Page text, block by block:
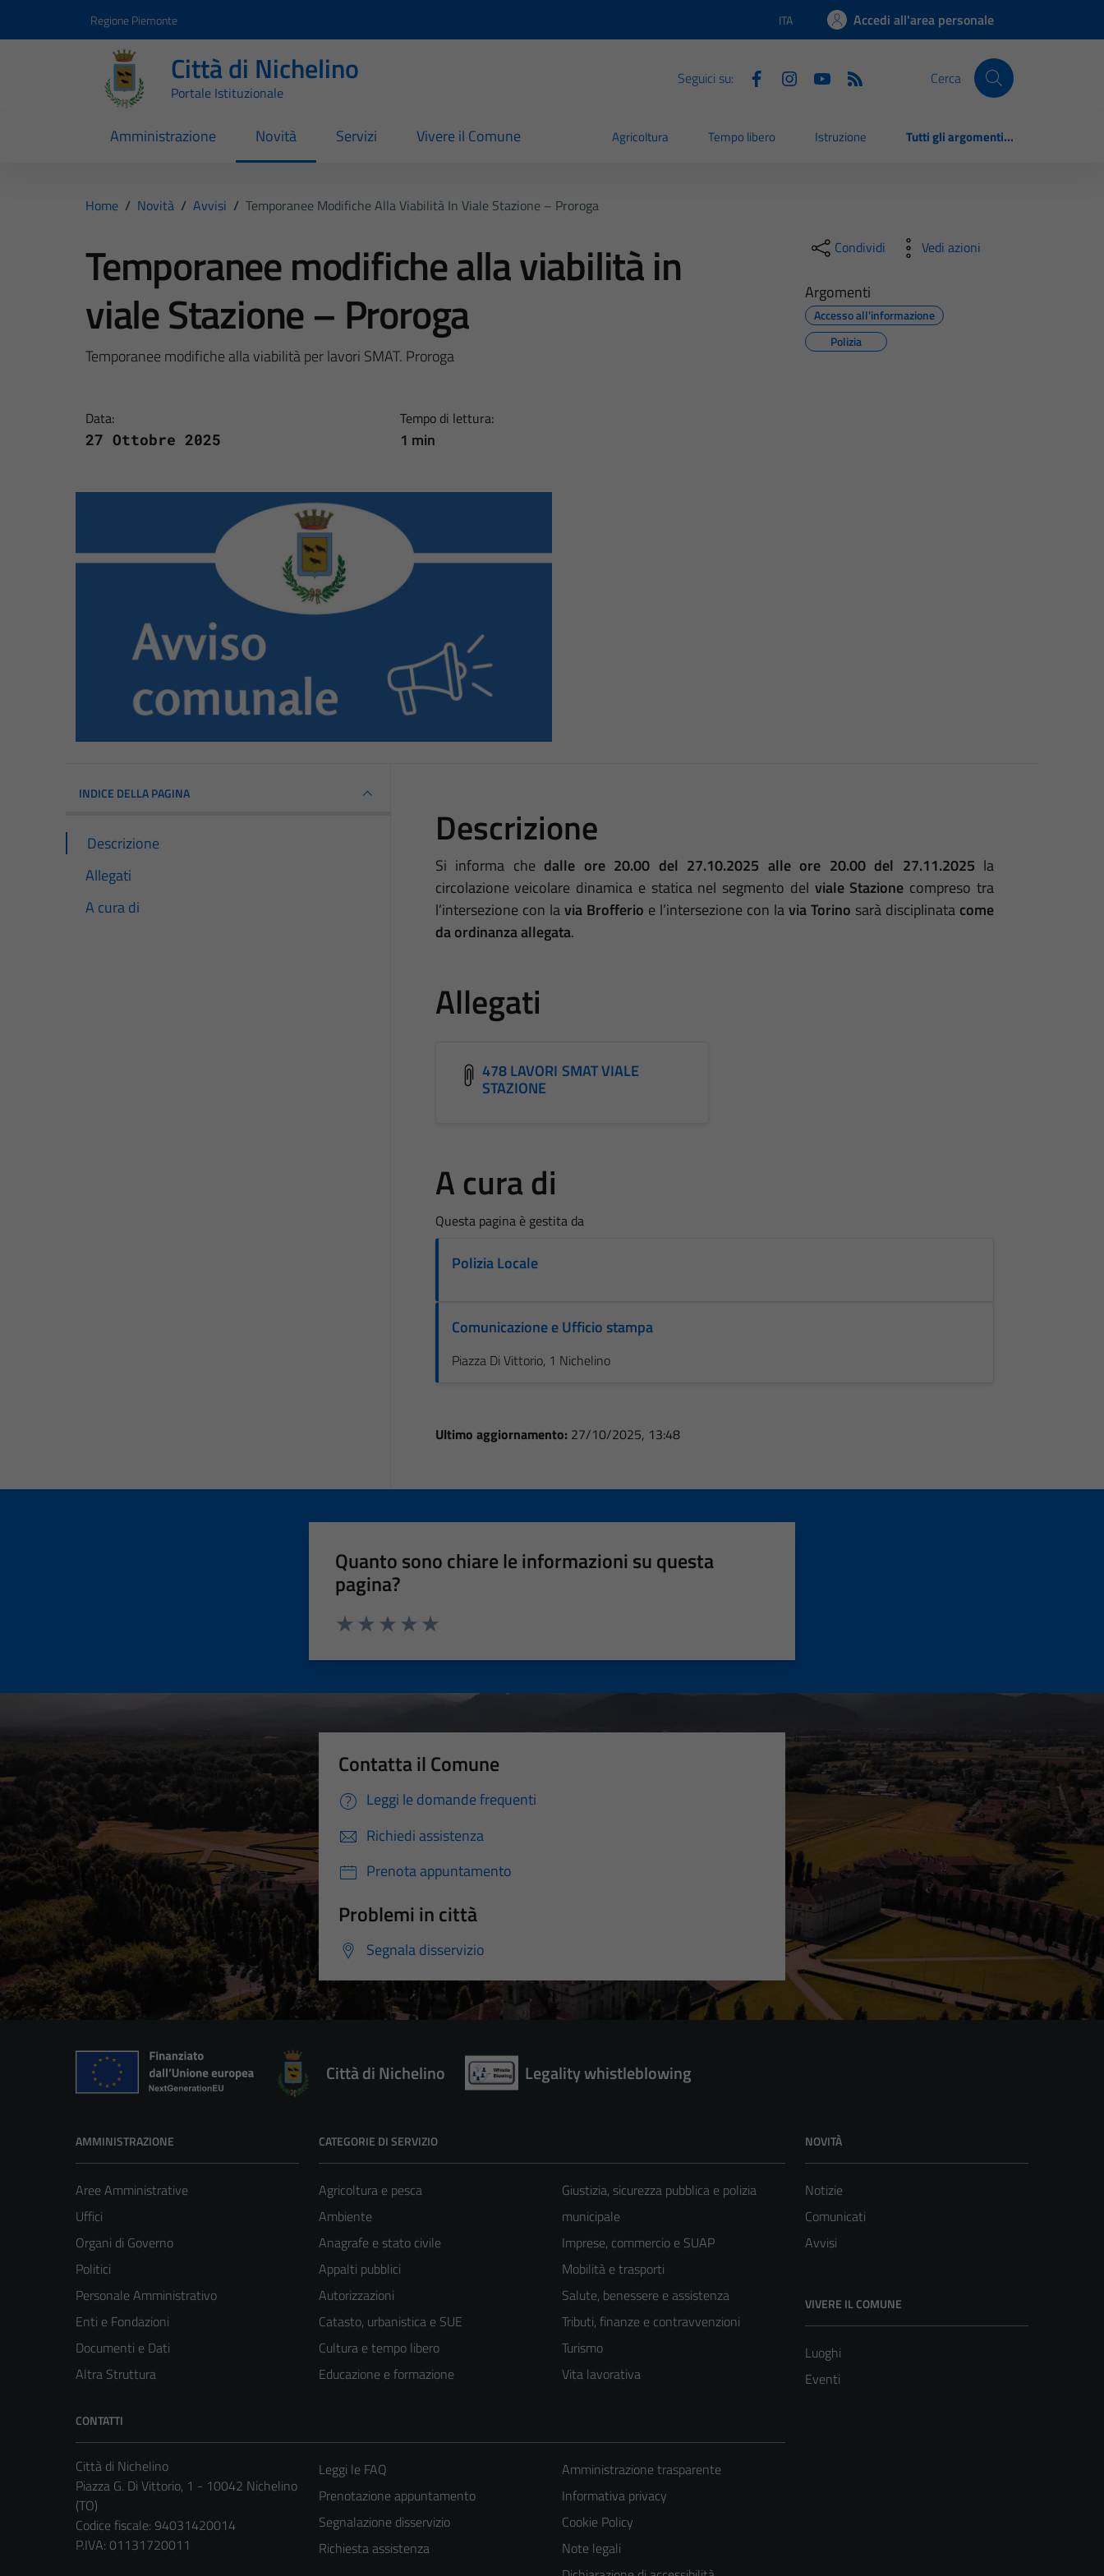
Regione Piemonte Lingua attiva:
ITA Accedi all'area personale
Città di Nichelino
Portale Istituzionale
Seguici su: Cerca
Amministrazione Novità Servizi Vivere il Comune Agricoltura Tempo libero Istruzione Tutti gli argomenti...
Home / Novità / Avvisi / Temporanee Modifiche Alla Viabilità In Viale Stazione – Proroga
Temporanee modifiche alla viabilità in
viale Stazione – Proroga
Temporanee modifiche alla viabilità per lavori SMAT. Proroga
Data:
27 Ottobre 2025
Tempo di lettura:
1 min
Condividi Vedi azioni
Argomenti
Accesso all'informazione
Polizia
INDICE DELLA PAGINA
Descrizione
Allegati
A cura di
Descrizione
Si informa che dalle ore 20.00 del 27.10.2025 alle ore 20.00 del 27.11.2025 la
circolazione veicolare dinamica e statica nel segmento del viale Stazione compreso tra
l’intersezione con lavia Brofferio e l’intersezione con lavia Torino sarà disciplinata come
da ordinanza allegata.
Allegati
478 LAVORI SMAT VIALE
STAZIONE
A cura di
Questa pagina è gestita da
Polizia Locale
Comunicazione e Ufficio stampa
Piazza Di Vittorio, 1 Nichelino
Ultimo aggiornamento: 27/10/2025, 13:48
Quanto sono chiare le informazioni su questa
pagina?
Contatta il Comune
Leggi le domande frequenti
Richiedi assistenza
Prenota appuntamento
Problemi in città
Segnala disservizio
Città di Nichelino Legality whistleblowing
AMMINISTRAZIONE
Aree Amministrative
Uffici
Organi di Governo
Politici
Personale Amministrativo
Enti e Fondazioni
Documenti e Dati
Altra Struttura
CATEGORIE DI SERVIZIO
Agricoltura e pesca
Ambiente
Anagrafe e stato civile
Appalti pubblici
Autorizzazioni
Catasto, urbanistica e SUE
Cultura e tempo libero
Educazione e formazione
Giustizia, sicurezza pubblica e polizia
municipale
Imprese, commercio e SUAP
Mobilità e trasporti
Salute, benessere e assistenza
Tributi, finanze e contravvenzioni
Turismo
Vita lavorativa
NOVITÀ
Notizie
Comunicati
Avvisi
VIVERE IL COMUNE
Luoghi
Eventi
CONTATTI
Città di Nichelino
Piazza G. Di Vittorio, 1 - 10042 Nichelino
(TO)
Codice fiscale: 94031420014
P.IVA: 01131720011
Leggi le FAQ
Prenotazione appuntamento
Segnalazione disservizio
Richiesta assistenza
Amministrazione trasparente
Informativa privacy
Cookie Policy
Note legali